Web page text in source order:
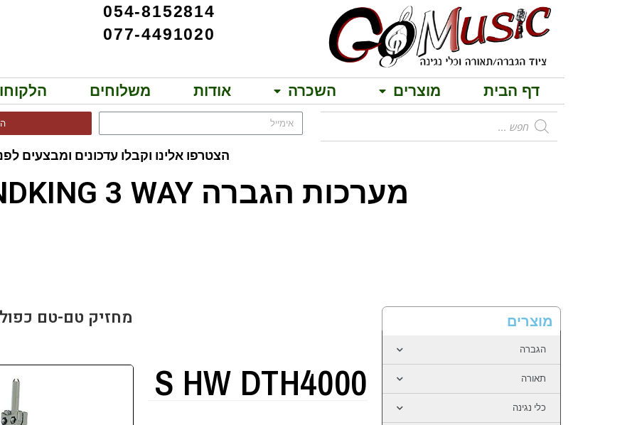
054-8152814
077-4491020
דף הבית מוצרים השכרה אודות משלוחים
הצטרפו אלינו וקבלו עדכונים ומבצעים
מערכות הגברה SOUNDKING 3 WAY!!
מוצרים
הגברה
תאורה
כלי נגינה
מחזיק טם-טם
S HW DTH4000